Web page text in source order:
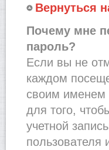
Вернуться
Почему мне
пароль?
Если вы не
каждом
своим именем
для того,
учетной